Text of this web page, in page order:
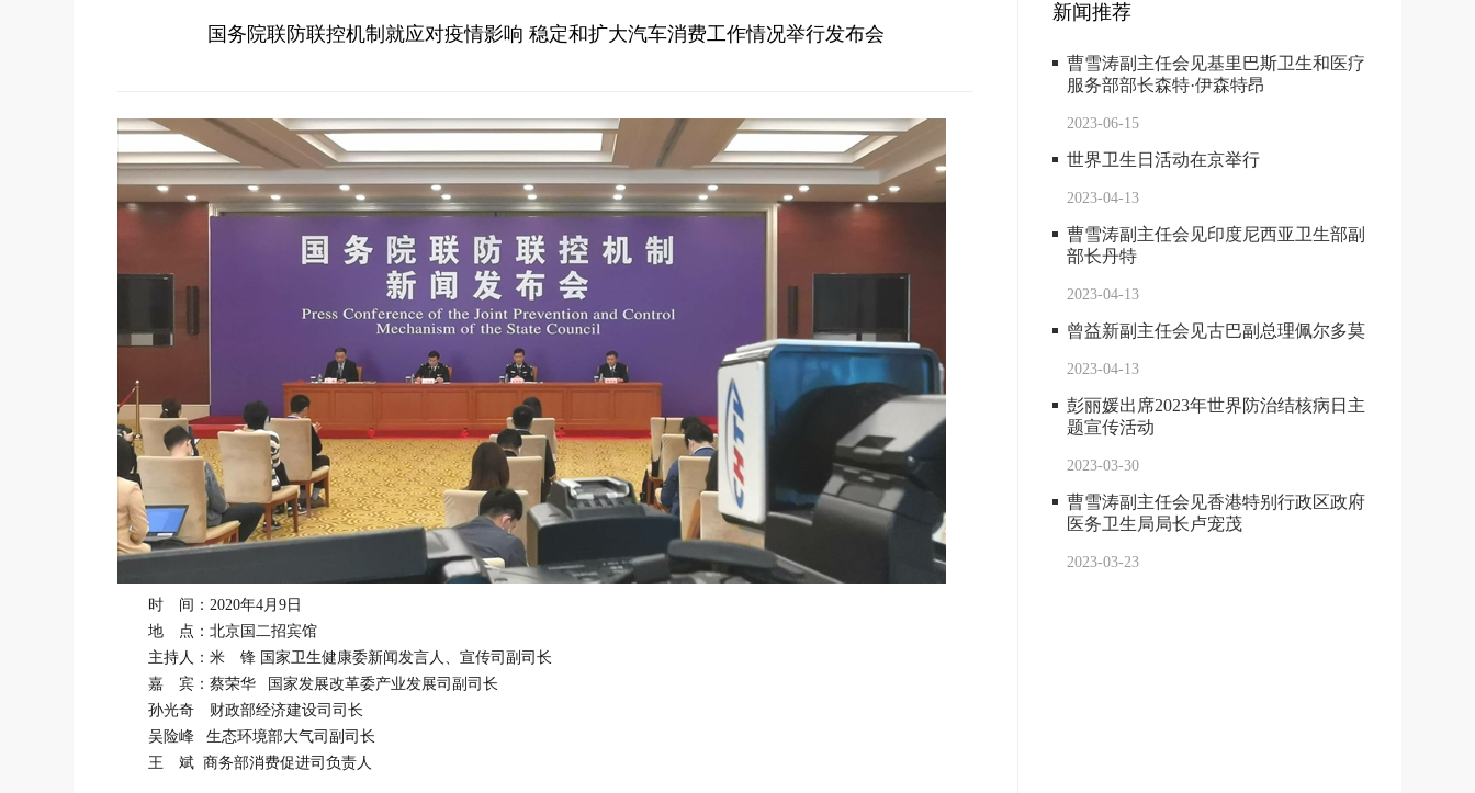
国务院联防联控机制就应对疫情影响 稳定和扩大汽车消费工作情况举行发布会
时 间：2020年4月9日
地 点：北京国二招宾馆
主持人：米 锋 国家卫生健康委新闻发言人、宣传司副司长
嘉 宾：蔡荣华 国家发展改革委产业发展司副司长
孙光奇 财政部经济建设司司长
吴险峰 生态环境部大气司副司长
王 斌 商务部消费促进司负责人
新闻推荐
曹雪涛副主任会见基里巴斯卫生和医疗
服务部部长森特·伊森特昂
2023-06-15
世界卫生日活动在京举行
2023-04-13
曹雪涛副主任会见印度尼西亚卫生部副
部长丹特
2023-04-13
曾益新副主任会见古巴副总理佩尔多莫
2023-04-13
彭丽媛出席2023年世界防治结核病日主
题宣传活动
2023-03-30
曹雪涛副主任会见香港特别行政区政府
医务卫生局局长卢宠茂
2023-03-23